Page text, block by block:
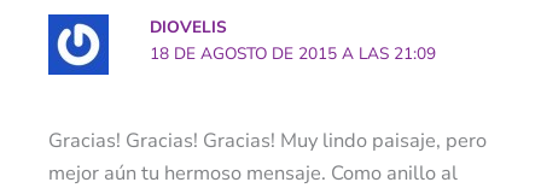
DIOVELIS
18 DE AGOSTO DE 2015 A LAS 21:09
Gracias! Gracias! Gracias! Muy lindo paisaje, pero
mejor aún tu hermoso mensaje. Como anillo al